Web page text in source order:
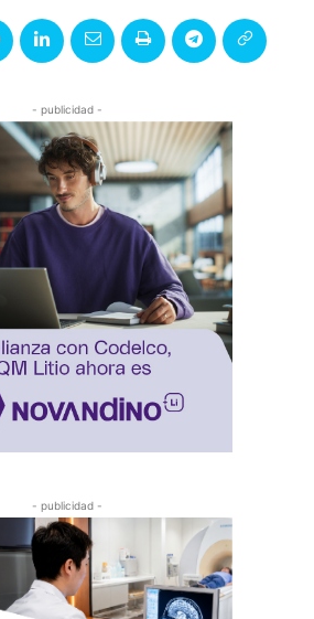
- publicidad -
- publicidad -